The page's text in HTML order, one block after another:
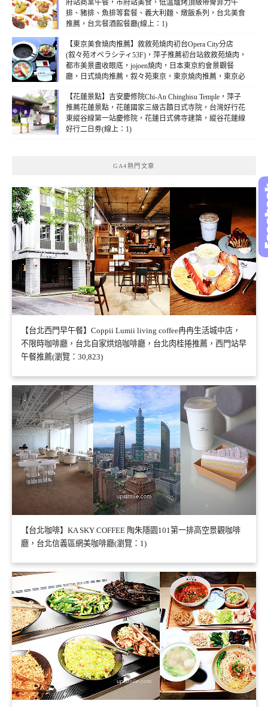
府站商業午餐，市府站美食，低溫爐烤頂級帶骨菲力牛
排、豬排、魚排等套餐、義大利麵、燉飯系列，台北美食
推薦，台北餐酒館餐廳(線上：1)
【東京美食燒肉推薦】敘敘苑燒肉初台Opera City分店
(叙々苑オペラシティ53F)，萍子推薦初台站敘敘苑燒肉，
都市美景盡收眼底，jojoen燒肉，日本東京約會景觀餐
廳，日式燒肉推薦，叙々苑東京，東京燒肉推薦，東京必
薦，初台站怎麼去(線上：1)
【花蓮景點】吉安慶修院Chi-An Chinghisu Temple，萍子
推薦花蓮景點，花蓮國家三級古蹟日式寺院，台灣好行花
東縱谷線第一站慶修院，花蓮日式佛寺建築，縱谷花蓮線
好行二日劵(線上：1)
GA4熱門文章
【台北西門早午餐】Coppii Lumii living coffee冉冉生活城中店，
不限時咖啡廳，台北自家烘焙咖啡廳，台北肉桂捲推薦，西門站早
午餐推薦(瀏覽：30,823)
【台北咖啡】KA SKY COFFEE 陶朱隱園101第一排高空景觀咖啡
廳，台北信義區網美咖啡廳(瀏覽：1)